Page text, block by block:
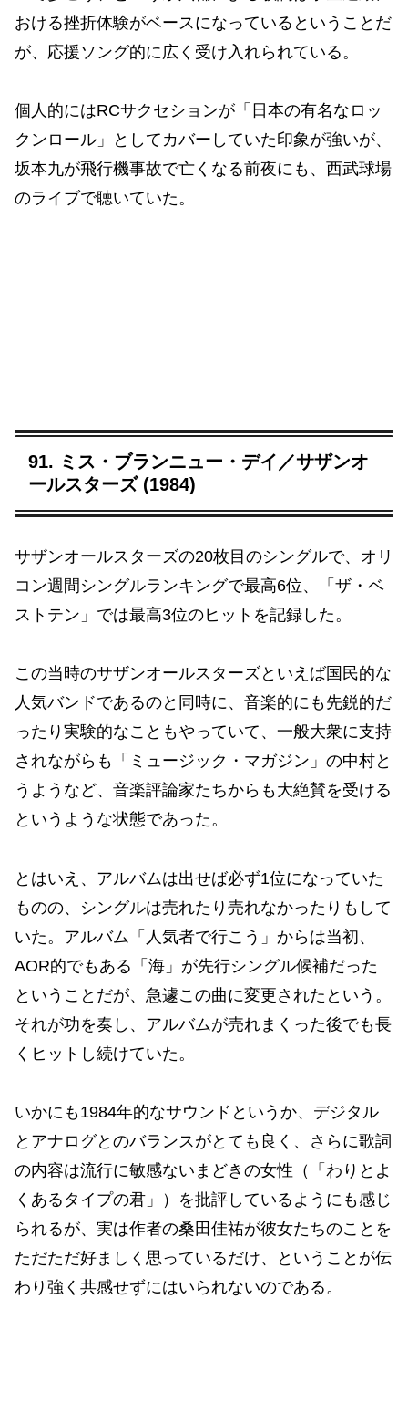
おける挫折体験がベースになっているということだ
が、応援ソング的に広く受け入れられている。
個人的にはRCサクセションが「日本の有名なロッ
クンロール」としてカバーしていた印象が強いが、
坂本九が飛行機事故で亡くなる前夜にも、西武球場
のライブで聴いていた。
91. ミス・ブランニュー・デイ／サザンオ
ールスターズ (1984)
サザンオールスターズの20枚目のシングルで、オリ
コン週間シングルランキングで最高6位、「ザ・ベ
ストテン」では最高3位のヒットを記録した。
この当時のサザンオールスターズといえば国民的な
人気バンドであるのと同時に、音楽的にも先鋭的だ
ったり実験的なこともやっていて、一般大衆に支持
されながらも「ミュージック・マガジン」の中村と
うようなど、音楽評論家たちからも大絶賛を受ける
というような状態であった。
とはいえ、アルバムは出せば必ず1位になっていた
ものの、シングルは売れたり売れなかったりもして
いた。アルバム「人気者で行こう」からは当初、
AOR的でもある「海」が先行シングル候補だった
ということだが、急遽この曲に変更されたという。
それが功を奏し、アルバムが売れまくった後でも長
くヒットし続けていた。
いかにも1984年的なサウンドというか、デジタル
とアナログとのバランスがとても良く、さらに歌詞
の内容は流行に敏感ないまどきの女性（「わりとよ
くあるタイプの君」）を批評しているようにも感じ
られるが、実は作者の桑田佳祐が彼女たちのことを
ただただ好ましく思っているだけ、ということが伝
わり強く共感せずにはいられないのである。